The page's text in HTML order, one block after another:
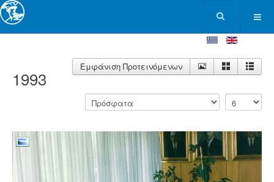
1993
Εμφάνιση Προτεινόμενων